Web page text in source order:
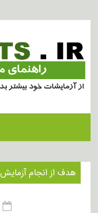
هدف از انجام آزمایش Test Osmolality چیست؟